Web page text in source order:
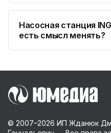
Насосная станция
есть смысл менять?
© 2007–2026 ИП Жданюк